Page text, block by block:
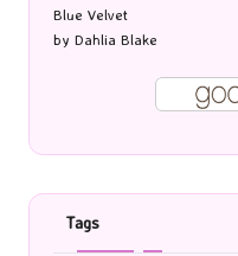
Blue Velvet
by Dahlia Blake
Tags